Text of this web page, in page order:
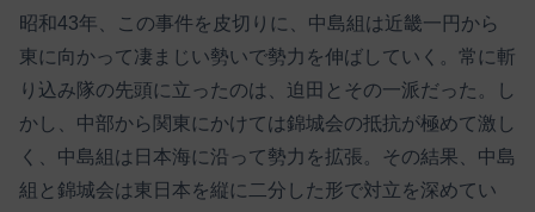
昭和43年、この事件を皮切りに、中島組は近畿一円から
東に向かって凄まじい勢いで勢力を伸ばしていく。常に斬
り込み隊の先頭に立ったのは、迫田とその一派だった。し
かし、中部から関東にかけては錦城会の抵抗が極めて激し
く、中島組は日本海に沿って勢力を拡張。その結果、中島
組と錦城会は東日本を縦に二分した形で対立を深めてい